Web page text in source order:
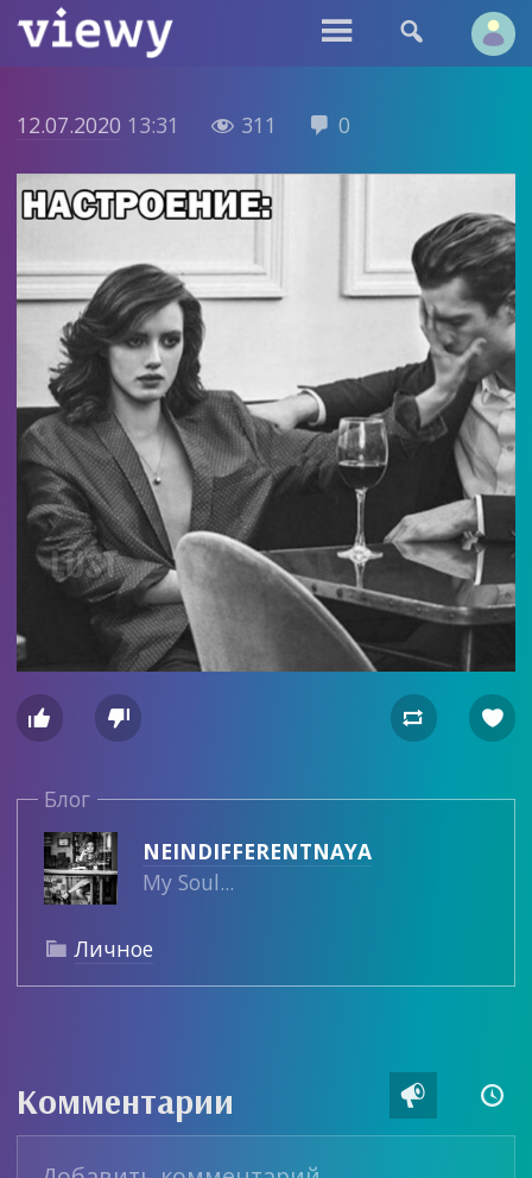
 
12.07.2020 13:31  311  0
   
Блог
NEINDIFFERENTNAYA
My Soul...
 Личное
Комментарии  